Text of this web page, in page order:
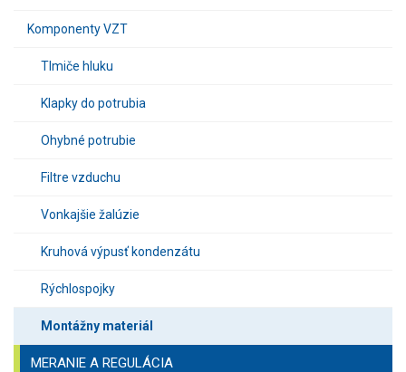
Komponenty VZT
Tlmiče hluku
Klapky do potrubia
Ohybné potrubie
Filtre vzduchu
Vonkajšie žalúzie
Kruhová výpusť kondenzátu
Rýchlospojky
Montážny materiál
MERANIE A REGULÁCIA